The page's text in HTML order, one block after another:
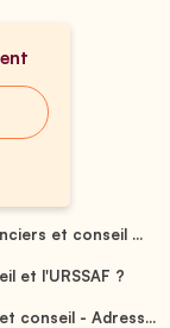
et conseil ...
et l'URSSAF ?
conseil - Adress...